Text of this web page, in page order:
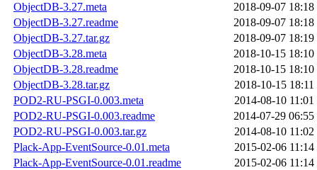
ObjectDB-3.27.meta
2018-09-07 18:18
ObjectDB-3.27.readme
2018-09-07 18:18
ObjectDB-3.27.tar.gz
2018-09-07 18:19
ObjectDB-3.28.meta
2018-10-15 18:10
ObjectDB-3.28.readme
2018-10-15 18:10
ObjectDB-3.28.tar.gz
2018-10-15 18:11
POD2-RU-PSGI-0.003.meta
2014-08-10 11:01
POD2-RU-PSGI-0.003.readme
2014-07-29 06:55
POD2-RU-PSGI-0.003.tar.gz
2014-08-10 11:02
Plack-App-EventSource-0.01.meta
2015-02-06 11:14
Plack-App-EventSource-0.01.readme
2015-02-06 11:14